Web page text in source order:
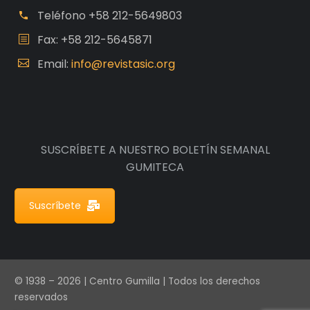
Teléfono +58 212-5649803
Fax: +58 212-5645871
Email: info@revistasic.org
SUSCRÍBETE A NUESTRO BOLETÍN SEMANAL
GUMITECA
Suscríbete
© 1938 – 2026 | Centro Gumilla | Todos los derechos
reservados